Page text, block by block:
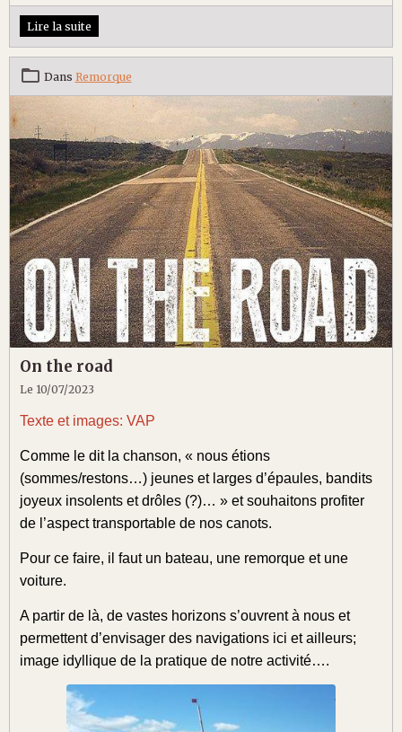
Lire la suite
Dans Remorque
On the road
Le 10/07/2023
Texte et images: VAP
Comme le dit la chanson, « nous étions
(sommes/restons…) jeunes et larges d’épaules, bandits
joyeux insolents et drôles (?)… » et souhaitons profiter
de l’aspect transportable de nos canots.
Pour ce faire, il faut un bateau, une remorque et une
voiture.
A partir de là, de vastes horizons s’ouvrent à nous et
permettent d’envisager des navigations ici et ailleurs;
image idyllique de la pratique de notre activité….